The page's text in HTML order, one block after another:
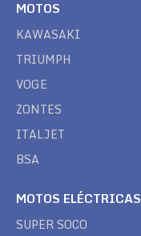
MOTOS
KAWASAKI
TRIUMPH
VOGE
ZONTES
ITALJET
BSA
MOTOS ELÉCTRICAS
SUPER SOCO